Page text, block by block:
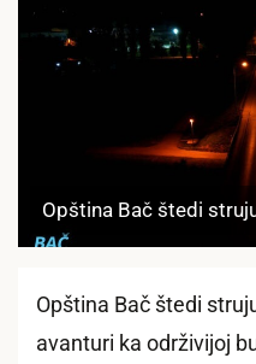
Opština Bač štedi
Opština Bač štedi
avanturi ka održivijoj